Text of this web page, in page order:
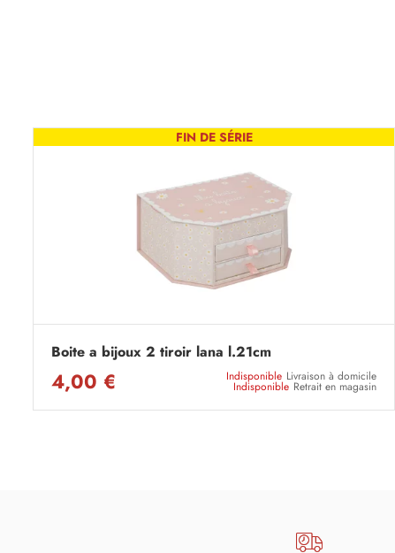
FIN DE SÉRIE
Boite a bijoux 2 tiroir lana l.21cm
4,00 € Indisponible Livraison à domicile
Indisponible Retrait en magasin